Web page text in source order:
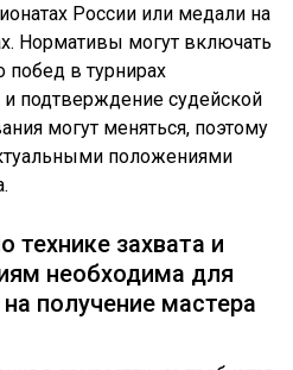
России или медали на
Нормативы могут включать
побед в турнирах
и подтверждение судейской
могут меняться, поэтому
положениями
технике захвата и
необходима для
получение мастера